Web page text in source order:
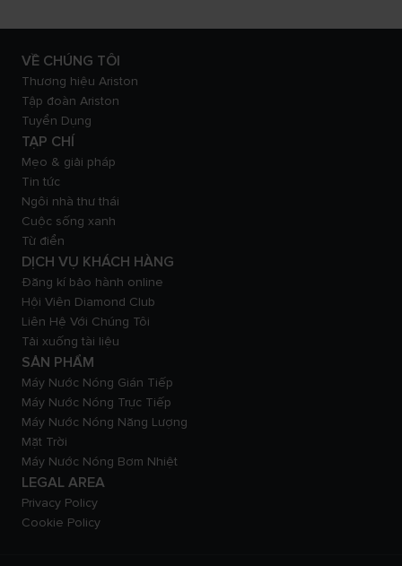
VỀ CHÚNG TÔI
Thương hiệu Ariston
Tập đoàn Ariston
Tuyển Dụng
TẠP CHÍ
Mẹo & giải pháp
Tin tức
Ngôi nhà thư thái
Cuộc sống xanh
Từ điển
DỊCH VỤ KHÁCH HÀNG
Đăng kí bảo hành online
Hội Viên Diamond Club
Liên Hệ Với Chúng Tôi
Tải xuống tài liệu
SẢN PHẨM
Máy Nước Nóng Gián Tiếp
Máy Nước Nóng Trực Tiếp
Máy Nước Nóng Năng Lượng
Mặt Trời
Máy Nước Nóng Bơm Nhiệt
LEGAL AREA
Privacy Policy
Cookie Policy